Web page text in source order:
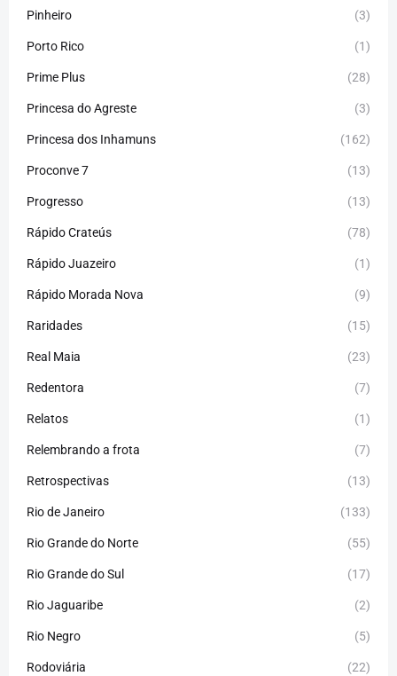
Pinheiro (3)
Porto Rico (1)
Prime Plus (28)
Princesa do Agreste (3)
Princesa dos Inhamuns (162)
Proconve 7 (13)
Progresso (13)
Rápido Crateús (78)
Rápido Juazeiro (1)
Rápido Morada Nova (9)
Raridades (15)
Real Maia (23)
Redentora (7)
Relatos (1)
Relembrando a frota (7)
Retrospectivas (13)
Rio de Janeiro (133)
Rio Grande do Norte (55)
Rio Grande do Sul (17)
Rio Jaguaribe (2)
Rio Negro (5)
Rodoviária (22)